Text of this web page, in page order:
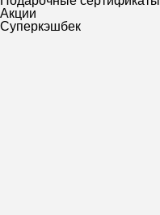
Акции
Суперкэшбек